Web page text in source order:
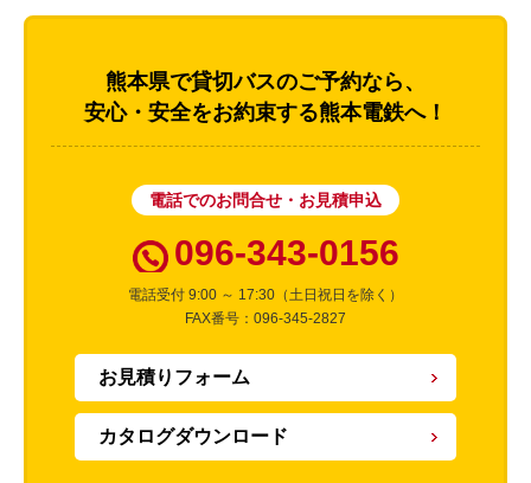
熊本県で貸切バスのご予約なら、
安心・安全をお約束する熊本電鉄へ！
電話でのお問合せ・お見積申込
096-343-0156
電話受付 9:00 ～ 17:30（土日祝日を除く）
FAX番号：096-345-2827
お見積りフォーム
カタログダウンロード